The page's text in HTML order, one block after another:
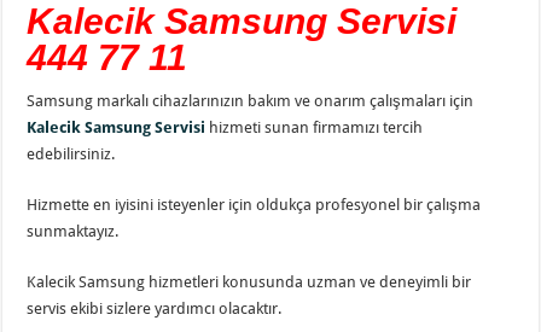
Kalecik Samsung Servisi
444 77 11
Samsung markalı cihazlarınızın bakım ve onarım çalışmaları için
Kalecik Samsung Servisi hizmeti sunan firmamızı tercih
edebilirsiniz.
Hizmette en iyisini isteyenler için oldukça profesyonel bir çalışma
sunmaktayız.
Kalecik Samsung hizmetleri konusunda uzman ve deneyimli bir
servis ekibi sizlere yardımcı olacaktır.